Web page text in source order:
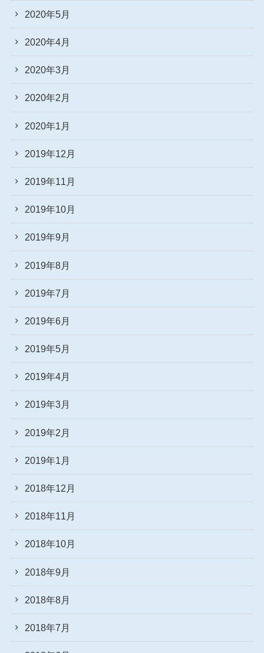
2020年5月
2020年4月
2020年3月
2020年2月
2020年1月
2019年12月
2019年11月
2019年10月
2019年9月
2019年8月
2019年7月
2019年6月
2019年5月
2019年4月
2019年3月
2019年2月
2019年1月
2018年12月
2018年11月
2018年10月
2018年9月
2018年8月
2018年7月